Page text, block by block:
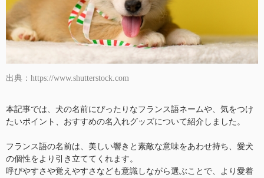
出典：https://www.shutterstock.com
本記事では、犬の名前にぴったりなフランス語ネームや、気をつけ
たいポイント、おすすめの名入れグッズについて紹介しました。
フランス語の名前は、美しい響きと素敵な意味をあわせ持ち、愛犬
の個性をより引き立ててくれます。
呼びやすさや覚えやすさなども意識しながら選ぶことで、より愛着